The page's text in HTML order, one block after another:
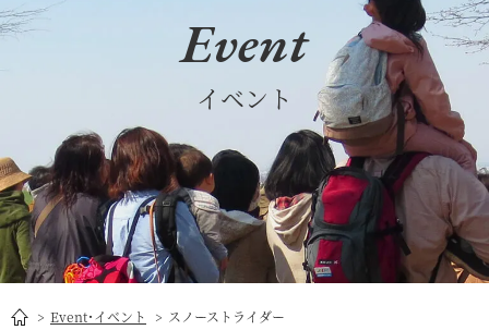
Event
イベント
Event･イベント スノーストライダー